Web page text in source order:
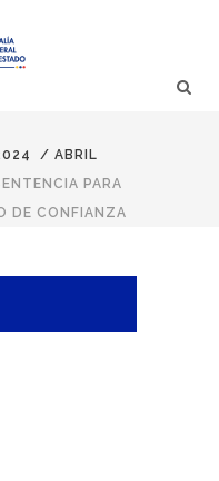
/ ABRIL
PARA
DE CONFIANZA